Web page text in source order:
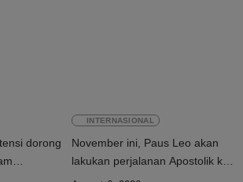
dorong
INTERNASIONAL
November ini, Paus Leo akan
lakukan perjalanan Apostolik ke
Uruguay, Argentina, dan Peru